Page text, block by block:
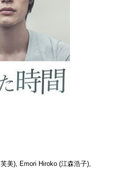
美), Emori Hiroko (江森浩子),